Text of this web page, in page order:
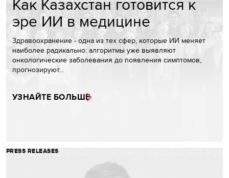
эре ИИ в медицине
Здравоохранение - одна из тех сфер, которые ИИ меняет
наиболее радикально: алгоритмы уже выявляют
онкологические заболевания до появления симптомов,
прогнозируют…
УЗНАЙТЕ БОЛЬШЕ
PRESS RELEASES